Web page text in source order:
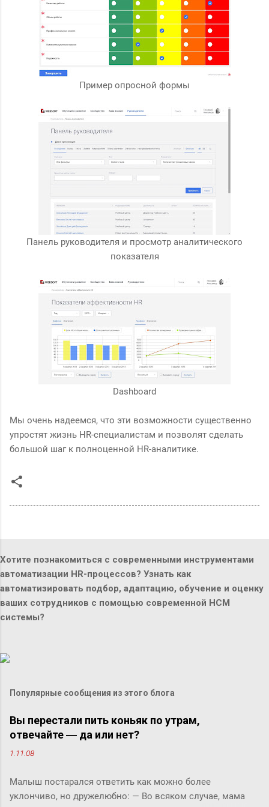
Пример опросной формы
Панель руководителя и просмотр аналитического
показателя
Dashboard
Мы очень надеемся, что эти возможности существенно
упростят жизнь HR-специалистам и позволят сделать
большой шаг к полноценной HR-аналитике.
Хотите познакомиться с современными инструментами
автоматизации HR-процессов? Узнать как
автоматизировать подбор, адаптацию, обучение и оценку
ваших сотрудников с помощью современной HCM
системы?
Популярные сообщения из этого блога
Вы перестали пить коньяк по утрам,
отвечайте ― да или нет?
1.11.08
Малыш постарался ответить как можно более
уклончиво, но дружелюбно: ― Во всяком случае, мама